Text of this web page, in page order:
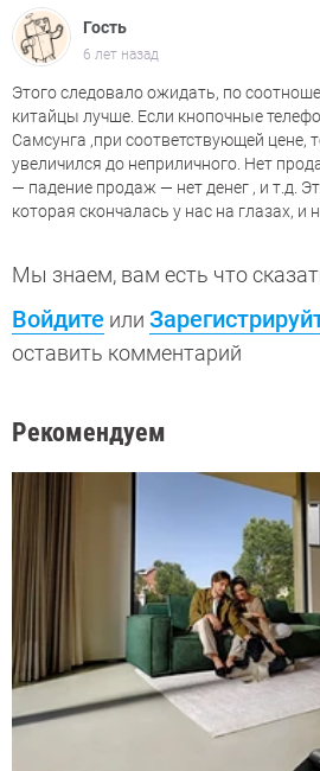
Гость
6 лет назад
Этого следовало ожидать, по
китайцы лучше. Если кнопочные
Самсунга ,при соответствующей цене,
увеличился до неприличного. Нет
— падение продаж — нет денег , и т.д.
которая скончалась у нас на глазах, и
Мы знаем, вам есть что
Войдите или
оставить комментарий
Рекомендуем